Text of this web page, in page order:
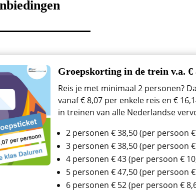
Groepskorting in de trein v.a. €
Reis je met minimaal 2 personen?
vanaf € 8,07 per enkele reis en €
in treinen van alle Nederlandse
2 personen € 38,50 (per persoon
3 personen € 38,50 (per persoon
4 personen € 43 (per persoon €
5 personen € 47,50 (per persoon
6 personen € 52 (per persoon €